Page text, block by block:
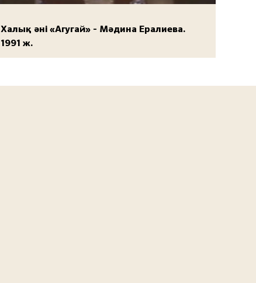
Халық әні «Агугай» - Мәдина Ералиева.
1991 ж.